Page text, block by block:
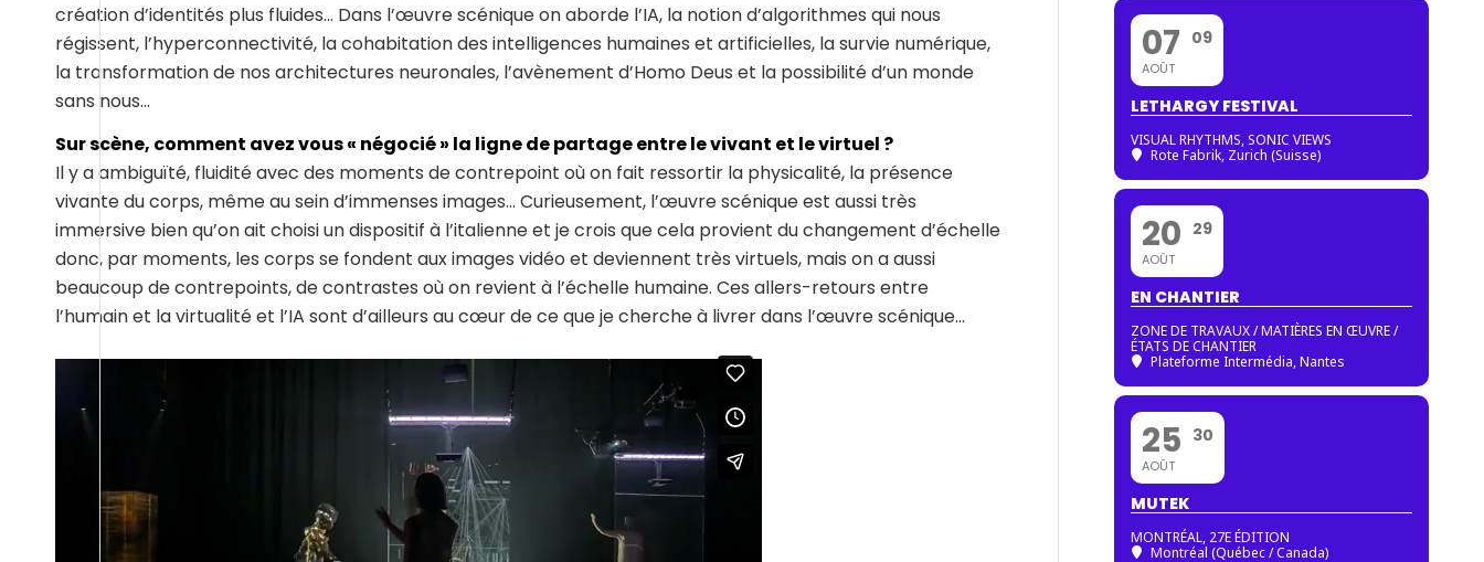
création d’identités plus fluides… Dans l’œuvre scénique on aborde l’IA, la notion d’algorithmes qui nous
régissent, l’hyperconnectivité, la cohabitation des intelligences humaines et artificielles, la survie numérique,
la transformation de nos architectures neuronales, l’avènement d’Homo Deus et la possibilité d’un monde
sans nous…
Sur scène, comment avez vous « négocié » la ligne de partage entre le vivant et le virtuel ?
Il y a ambiguïté, fluidité avec des moments de contrepoint où on fait ressortir la physicalité, la présence
vivante du corps, même au sein d’immenses images… Curieusement, l’œuvre scénique est aussi très
immersive bien qu’on ait choisi un dispositif à l’italienne et je crois que cela provient du changement d’échelle
donc, par moments, les corps se fondent aux images vidéo et deviennent très virtuels, mais on a aussi
beaucoup de contrepoints, de contrastes où on revient à l’échelle humaine. Ces allers-retours entre
l’humain et la virtualité et l’IA sont d’ailleurs au cœur de ce que je cherche à livrer dans l’œuvre scénique…
07
AOÛT
09
LETHARGY FESTIVAL
VISUAL RHYTHMS, SONIC VIEWS
Rote Fabrik, Zurich (Suisse)
20
AOÛT
29
EN CHANTIER
ZONE DE TRAVAUX / MATIÈRES EN ŒUVRE /
ÉTATS DE CHANTIER
Plateforme Intermédia, Nantes
25
AOÛT
30
MUTEK
MONTRÉAL, 27E ÉDITION
Montréal (Québec / Canada)